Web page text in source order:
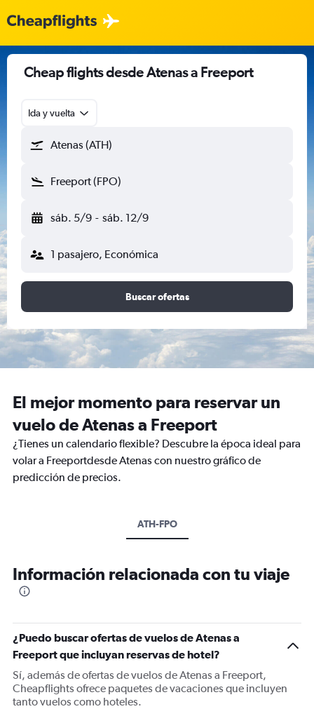
Cheap flights desde Atenas a Freeport
Ida y vuelta
Atenas (ATH)
Freeport (FPO)
sáb. 5/9 - sáb. 12/9
1 pasajero, Económica
Buscar ofertas
El mejor momento para reservar un
vuelo de Atenas a Freeport
¿Tienes un calendario flexible? Descubre la época ideal para
volar a Freeportdesde Atenas con nuestro gráfico de
predicción de precios.
ATH-FPO
Información relacionada con tu viaje
¿Puedo buscar ofertas de vuelos de Atenas a
Freeport que incluyan reservas de hotel?
Sí, además de ofertas de vuelos de Atenas a Freeport,
Cheapflights ofrece paquetes de vacaciones que incluyen
tanto vuelos como hoteles.